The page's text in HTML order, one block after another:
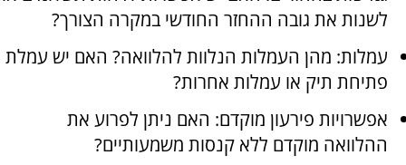
לשנות את גובה ההחזר החודשי במקרה הצורך?
עמלות: מהן העמלות הנלוות להלוואה? האם יש עמלת
פתיחת תיק או עמלות אחרות?
אפשרויות פירעון מוקדם: האם ניתן לפרוע את
ההלוואה מוקדם ללא קנסות משמעותיים?